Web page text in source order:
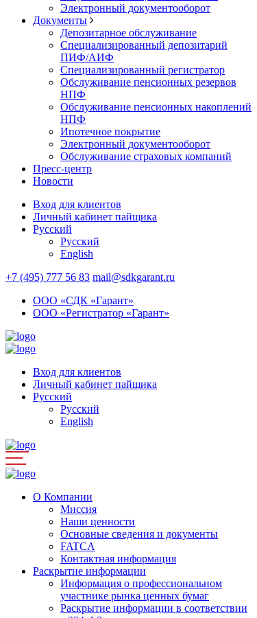
Электронный документооборот
Документы
Депозитарное обслуживание
Специализированный депозитарий
ПИФ/АИФ
Специализированный регистратор
Обслуживание пенсионных резервов
НПФ
Обслуживание пенсионных накоплений
НПФ
Ипотечное покрытие
Электронный документооборот
Обслуживание страховых компаний
Пресс-центр
Новости
Вход для клиентов
Личный кабинет пайщика
Русский
Русский
English
+7 (495) 777 56 83 mail@sdkgarant.ru
ООО «СДК «Гарант»
ООО «Регистратор «Гарант»
Вход для клиентов
Личный кабинет пайщика
Русский
Русский
English
О Компании
Миссия
Наши ценности
Основные сведения и документы
FATCA
Контактная информация
Раскрытие информации
Информация о профессиональном
участнике рынка ценных бумаг
Раскрытие информации в соответствии